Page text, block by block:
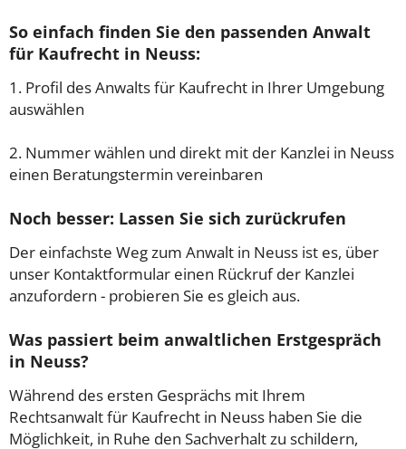
So einfach finden Sie den passenden Anwalt
für Kaufrecht in Neuss:
1. Profil des Anwalts für Kaufrecht in Ihrer Umgebung
auswählen
2. Nummer wählen und direkt mit der Kanzlei in Neuss
einen Beratungstermin vereinbaren
Noch besser: Lassen Sie sich zurückrufen
Der einfachste Weg zum Anwalt in Neuss ist es, über
unser Kontaktformular einen Rückruf der Kanzlei
anzufordern - probieren Sie es gleich aus.
Was passiert beim anwaltlichen Erstgespräch
in Neuss?
Während des ersten Gesprächs mit Ihrem
Rechtsanwalt für Kaufrecht in Neuss haben Sie die
Möglichkeit, in Ruhe den Sachverhalt zu schildern,